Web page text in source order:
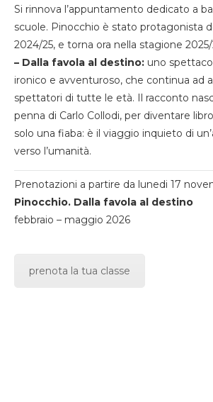
Si rinnova l’appuntamento dedicato a
scuole. Pinocchio è stato protagonista
2024/25, e torna ora nella stagione
– Dalla favola al destino: uno
ironico e avventuroso, che continua ad
spettatori di tutte le età. Il racconto
penna di Carlo Collodi, per diventare
solo una fiaba: è il viaggio inquieto di
verso l’umanità.
Prenotazioni a partire da lunedi 17
Pinocchio. Dalla favola al destino
febbraio – maggio 2026
prenota la tua classe